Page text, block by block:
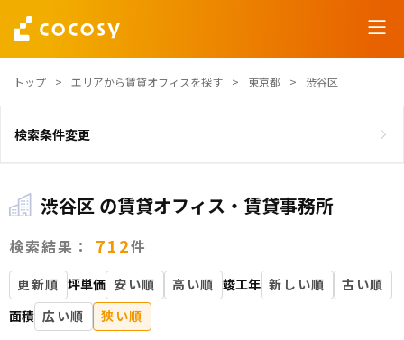
トップ エリアから賃貸オフィスを探す 東京都 渋谷区
検索条件変更
渋谷区 の賃貸オフィス・賃貸事務所
検索結果： 712件
更新順 坪単価 安い順 高い順 竣工年 新しい順
古い順
面積 広い順 狭い順